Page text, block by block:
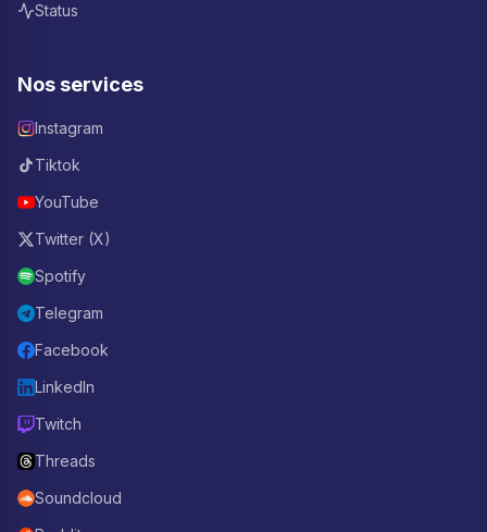
Status
Nos services
Instagram
Tiktok
YouTube
Twitter (X)
Spotify
Telegram
Facebook
LinkedIn
Twitch
Threads
Soundcloud